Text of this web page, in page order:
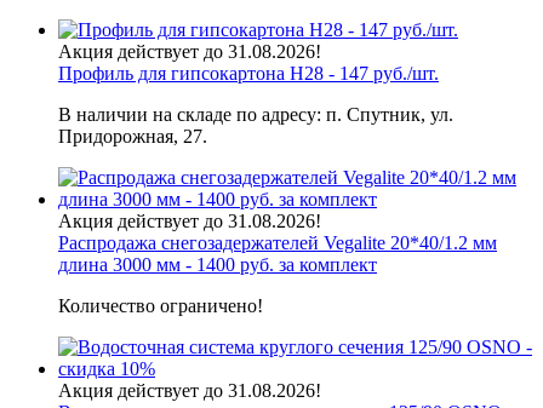
Акция действует до 31.08.2026!
Профиль для гипсокартона H28 - 147 руб./шт.
В наличии на складе по адресу: п. Спутник, ул.
Придорожная, 27.
Акция действует до 31.08.2026!
Распродажа снегозадержателей Vegalite 20*40/1.2 мм
длина 3000 мм - 1400 руб. за комплект
Количество ограничено!
Акция действует до 31.08.2026!